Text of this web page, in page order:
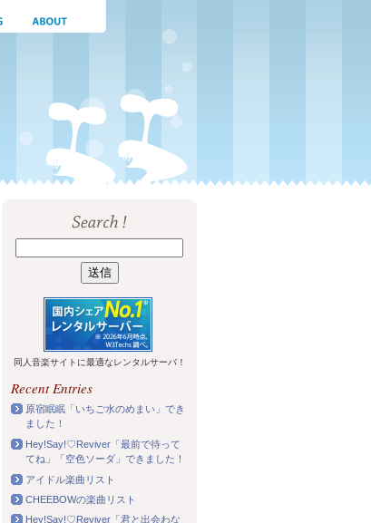
同人音楽サイトに最適なレンタルサーバ！
Recent Entries
原宿眠眠「いちご水のめまい」でき
ました！
Hey!Say!♡Reviver「最前で待って
てね」「空色ソーダ」できました！
アイドル楽曲リスト
CHEEBOWの楽曲リスト
Hey!Say!♡Reviver「君と出会わな